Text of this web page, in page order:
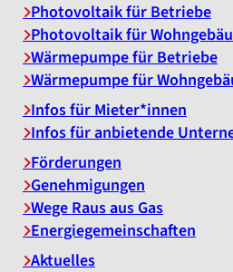
Photovoltaik für Betriebe
Photovoltaik für
Wärmepumpe für Betriebe
Wärmepumpe für
Infos für Mieter*innen
Infos für anbietende
Förderungen
Genehmigungen
Wege Raus aus Gas
Energiegemeinschaften
Aktuelles